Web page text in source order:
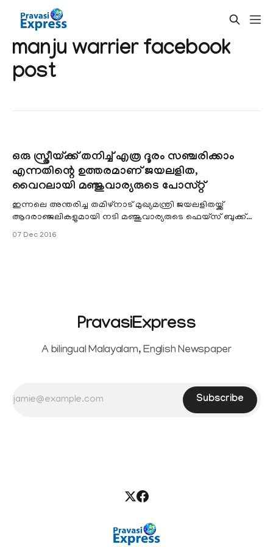
manju warrier facebook
post
ഒരു സ്ത്രീയ്ക്ക് തനിച്ച് എത്ര ദൂരം സഞ്ചരിക്കാം
എന്നതിന്റെ ഉത്തരമാണ് ജയലളിത,
വൈറലായി മഞ്ജുവാര്യരുടെ പോസ്റ്റ്
ഇന്നലെ അന്തരിച്ച തമിഴ്നാട് മുഖ്യമന്ത്രി ജയലളിതയ്ക്ക്
ആദരാഞ്ജലികളുമായി നടി മ‍ഞ്ജുവാര്യരുടെ ഫെയ്സ് ബുക്ക്
പോസ്റ്റ് വൈറലാകുന്നു. ഫിദല്
07 Dec 2016
PravasiExpress
A bilingual Malayalam, English Newspaper
Subscribe